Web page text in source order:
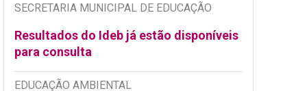
SECRETARIA MUNICIPAL DE EDUCAÇÃO
Resultados do Ideb já estão disponíveis
para consulta
EDUCAÇÃO AMBIENTAL